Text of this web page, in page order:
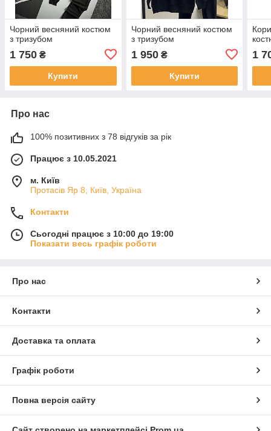
Чорний весняний костюм
з тризубом
1 750 ₴
Купити
Чорний весняний костюм
з тризубом
1 950₴
Купити
1
Про нас
100% позитивних з 78 відгуків за рік
Працює з 10.05.2021
м. Київ
Протасів Яр 8, Київ, Україна
Контакти
Сьогодні працює з 10:00 до 19:00
Показати весь графік роботи
Про нас
Контакти
Доставка та оплата
Графік роботи
Повна версія сайту